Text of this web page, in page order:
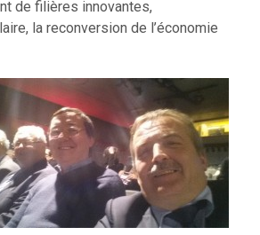
de filières innovantes,
la reconversion de l’économie